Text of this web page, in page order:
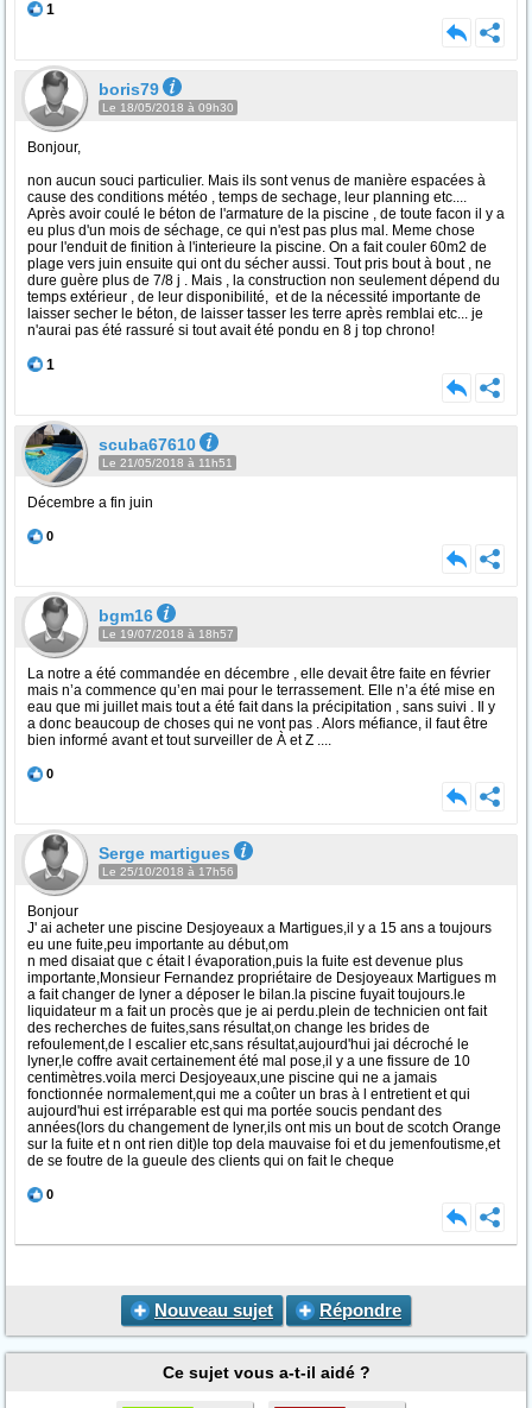
1
boris79
Le 18/05/2018 à 09h30
Bonjour,
non aucun souci particulier. Mais ils sont venus de manière espacées à
cause des conditions météo , temps de sechage, leur planning etc....
Après avoir coulé le béton de l'armature de la piscine , de toute facon il y a
eu plus d'un mois de séchage, ce qui n'est pas plus mal. Meme chose
pour l'enduit de finition à l'interieure la piscine. On a fait couler 60m2 de
plage vers juin ensuite qui ont du sécher aussi. Tout pris bout à bout , ne
dure guère plus de 7/8 j . Mais , la construction non seulement dépend du
temps extérieur , de leur disponibilité, et de la nécessité importante de
laisser secher le béton, de laisser tasser les terre après remblai etc... je
n'aurai pas été rassuré si tout avait été pondu en 8 j top chrono!
1
scuba67610
Le 21/05/2018 à 11h51
Décembre a fin juin
0
bgm16
Le 19/07/2018 à 18h57
La notre a été commandée en décembre , elle devait être faite en février
mais n’a commence qu’en mai pour le terrassement. Elle n’a été mise en
eau que mi juillet mais tout a été fait dans la précipitation , sans suivi . Il y
a donc beaucoup de choses qui ne vont pas . Alors méfiance, il faut être
bien informé avant et tout surveiller de À et Z ....
0
Serge martigues
Le 25/10/2018 à 17h56
Bonjour
J' ai acheter une piscine Desjoyeaux a Martigues,il y a 15 ans a toujours
eu une fuite,peu importante au début,om
n med disaiat que c était l évaporation,puis la fuite est devenue plus
importante,Monsieur Fernandez propriétaire de Desjoyeaux Martigues m
a fait changer de lyner a déposer le bilan.la piscine fuyait toujours.le
liquidateur m a fait un procès que je ai perdu.plein de technicien ont fait
des recherches de fuites,sans résultat,on change les brides de
refoulement,de l escalier etc,sans résultat,aujourd'hui jai décroché le
lyner,le coffre avait certainement été mal pose,il y a une fissure de 10
centimètres.voila merci Desjoyeaux,une piscine qui ne a jamais
fonctionnée normalement,qui me a coûter un bras à l entretient et qui
aujourd'hui est irréparable est qui ma portée soucis pendant des
années(lors du changement de lyner,ils ont mis un bout de scotch Orange
sur la fuite et n ont rien dit)le top dela mauvaise foi et du jemenfoutisme,et
de se foutre de la gueule des clients qui on fait le cheque
0
Nouveau sujet Répondre
Ce sujet vous a-t-il aidé ?